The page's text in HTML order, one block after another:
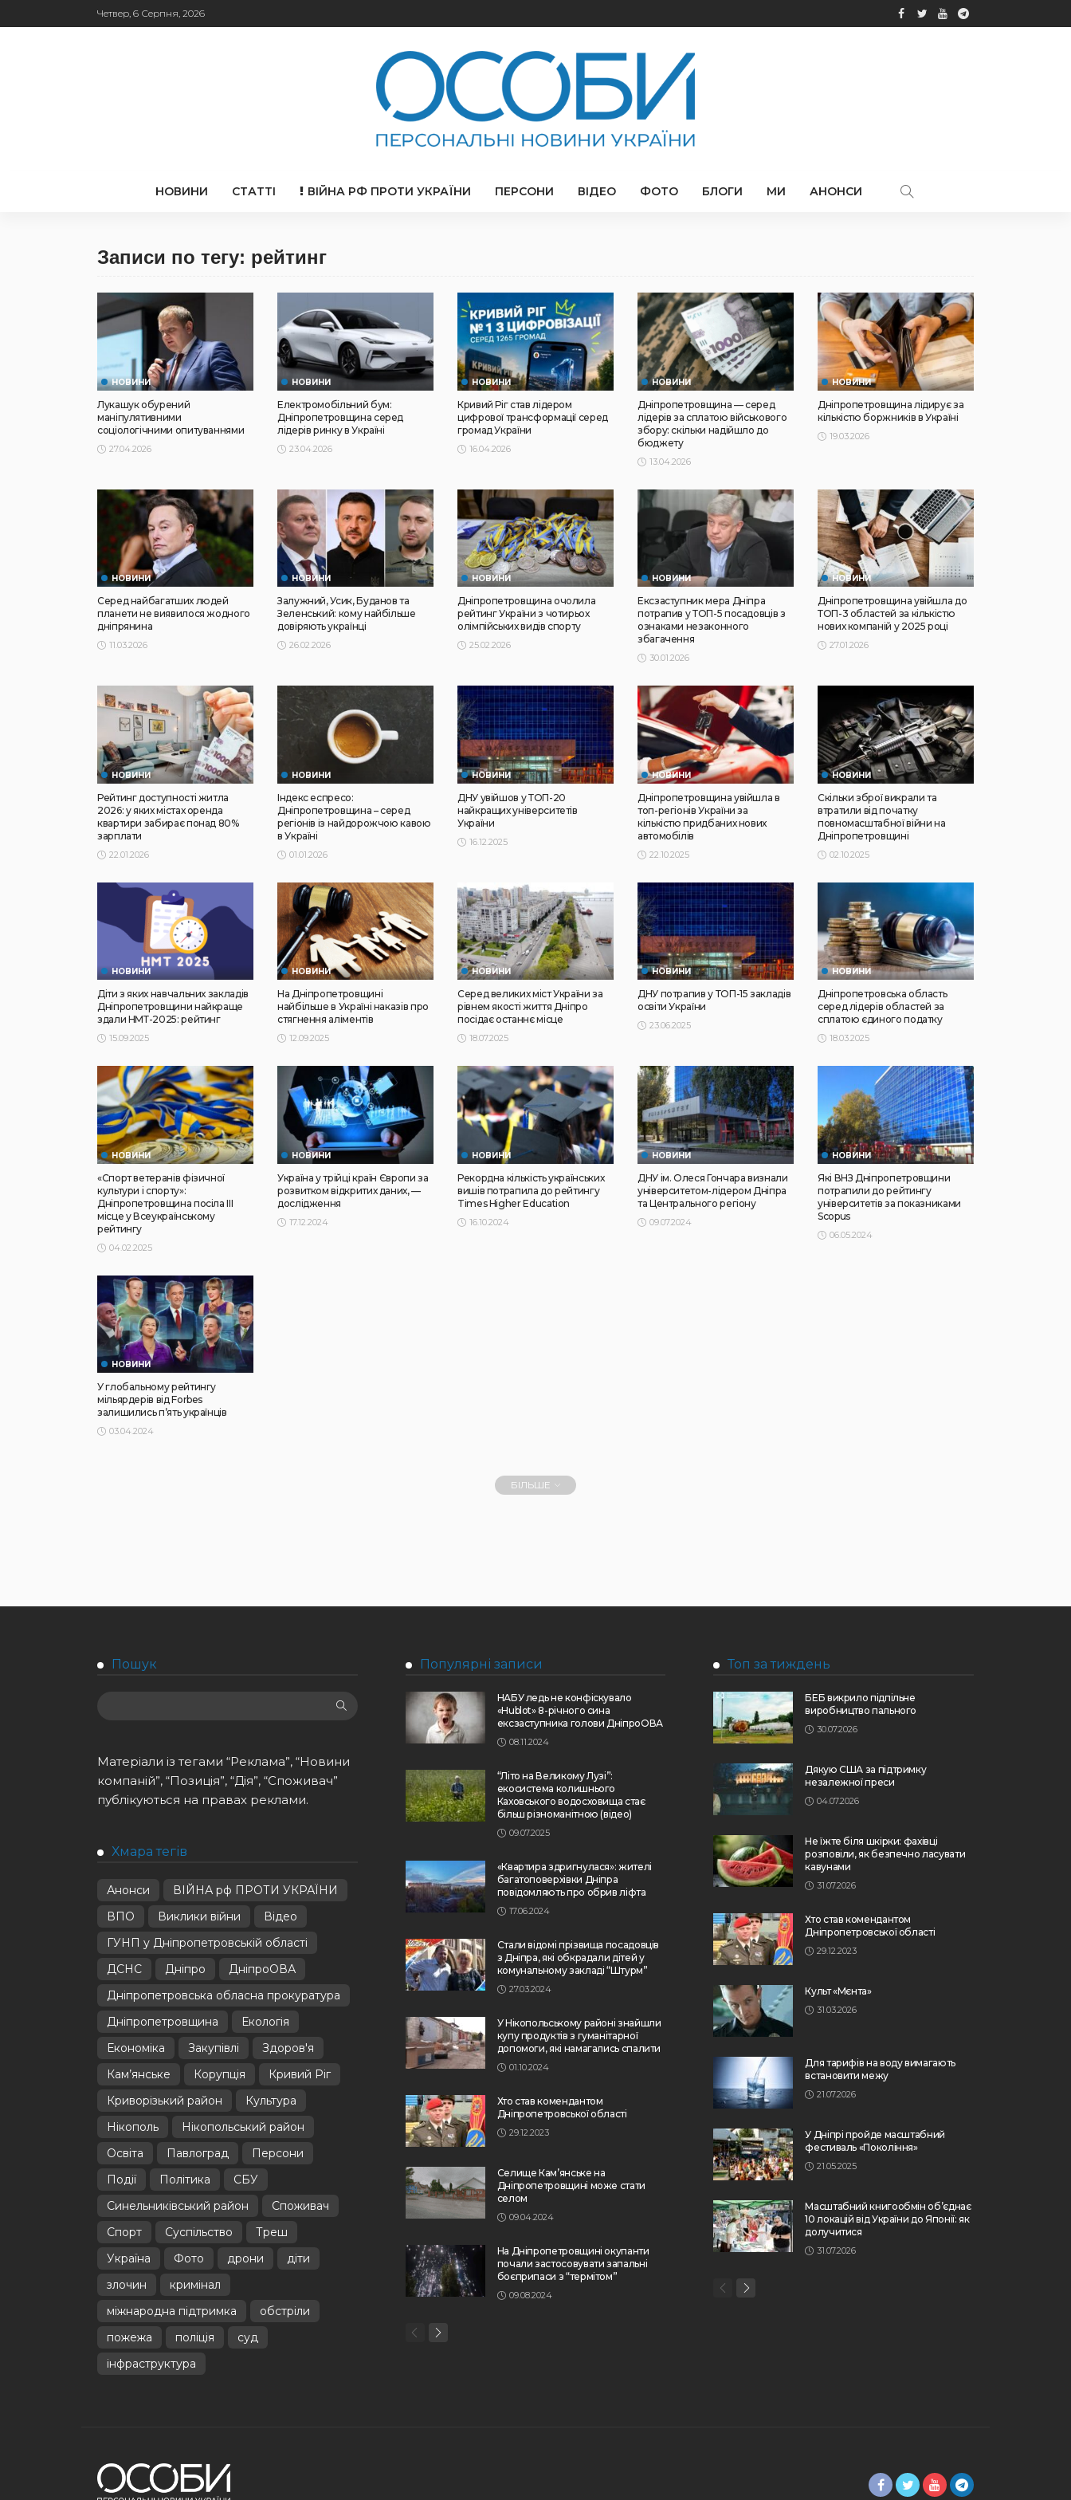
Четвер, 6 Серпня, 2026
НОВИНИ СТАТТІ ВІЙНА РФ ПРОТИ УКРАЇНИ ПЕРСОНИ ВІДЕО ФОТО БЛОГИ МИ АНОНСИ
Записи по тегу: рейтинг
НОВИНИ
Лукашук обурений
маніпулятивними
соціологічними опитуваннями
27.04.2026
НОВИНИ
Електромобільний бум:
Дніпропетровщина серед
лідерів ринку в Україні
23.04.2026
НОВИНИ
Кривий Ріг став лідером
цифрової трансформації серед
громад України
16.04.2026
НОВИНИ
Дніпропетровщина — серед
лідерів за сплатою військового
збору: скільки надійшло до
бюджету
13.04.2026
НОВИНИ
Дніпропетровщина лідирує за
кількістю боржників в Україні
19.03.2026
НОВИНИ
Серед найбагатших людей
планети не виявилося жодного
дніпрянина
11.03.2026
НОВИНИ
Залужний, Усик, Буданов та
Зеленський: кому найбільше
довіряють українці
26.02.2026
НОВИНИ
Дніпропетровщина очолила
рейтинг України з чотирьох
олімпійських видів спорту
25.02.2026
НОВИНИ
Ексзаступник мера Дніпра
потрапив у ТОП-5 посадовців з
ознаками незаконного
збагачення
30.01.2026
НОВИНИ
Дніпропетровщина увійшла до
ТОП-3 областей за кількістю
нових компаній у 2025 році
27.01.2026
НОВИНИ
Рейтинг доступності житла
2026: у яких містах оренда
квартири забирає понад 80%
зарплати
22.01.2026
НОВИНИ
Індекс еспресо:
Дніпропетровщина – серед
регіонів із найдорожчою кавою
в Україні
01.01.2026
НОВИНИ
ДНУ увійшов у ТОП-20
найкращих університетів
України
16.12.2025
НОВИНИ
Дніпропетровщина увійшла в
топ-регіонів України за
кількістю придбаних нових
автомобілів
22.10.2025
НОВИНИ
Скільки зброї викрали та
втратили від початку
повномасштабної війни на
Дніпропетровщині
02.10.2025
НОВИНИ
Діти з яких навчальних закладів
Дніпропетровщини найкраще
здали НМТ-2025: рейтинг
15.09.2025
НОВИНИ
На Дніпропетровщині
найбільше в Україні наказів про
стягнення аліментів
12.09.2025
НОВИНИ
Серед великих міст України за
рівнем якості життя Дніпро
посідає останнє місце
18.07.2025
НОВИНИ
ДНУ потрапив у ТОП-15 закладів
освіти України
23.06.2025
НОВИНИ
Дніпропетровська область
серед лідерів областей за
сплатою єдиного податку
18.03.2025
НОВИНИ
«Спорт ветеранів фізичної
культури і спорту»:
Дніпропетровщина посіла III
місце у Всеукраїнському
рейтингу
04.02.2025
НОВИНИ
Україна у трійці країн Європи за
розвитком відкритих даних, —
дослідження
17.12.2024
НОВИНИ
Рекордна кількість українських
вишів потрапила до рейтингу
Times Higher Education
16.10.2024
НОВИНИ
ДНУ ім. Олеся Гончара визнали
університетом-лідером Дніпра
та Центрального регіону
09.07.2024
НОВИНИ
Які ВНЗ Дніпропетровщини
потрапили до рейтингу
університетів за показниками
Scopus
06.05.2024
НОВИНИ
У глобальному рейтингу
мільярдерів від Forbes
залишились пʼять українців
03.04.2024
БІЛЬШЕ
Пошук
Матеріали із тегами “Реклама”, “Новини
компаній”, “Позиція”, “Дія”, “Споживач”
публікуються на правах реклами.
Хмара тегів
Анонси
ВІЙНА рф ПРОТИ УКРАЇНИ
ВПО
Виклики війни
Відео
ГУНП у Дніпропетровській області
ДСНС
Дніпро
ДніпроОВА
Дніпропетровська обласна прокуратура
Дніпропетровщина
Екологія
Економіка
Закупівлі
Здоров'я
Кам’янське
Корупція
Кривий Ріг
Криворізький район
Культура
Нікополь
Нікопольський район
Освіта
Павлоград
Персони
Події
Політика
СБУ
Синельниківський район
Споживач
Спорт
Суспільство
Треш
Україна
Фото дрони
діти
злочин
кримінал
міжнародна підтримка
обстріли
пожежа
поліція
суд
інфраструктура
Популярні записи
НАБУ ледь не конфіскувало
«Hublot» 8-річного сина
ексзаступника голови ДніпроОВА
08.11.2024
“Літо на Великому Лузі”:
екосистема колишнього
Каховського водосховища стає
більш різноманітною (відео)
09.07.2025
«Квартира здригнулася»: жителі
багатоповерхівки Дніпра
повідомляють про обрив ліфта
17.06.2024
Стали відомі прізвища посадовців
з Дніпра, які обкрадали дітей у
комунальному закладі “Штурм”
27.03.2024
У Нікопольському районі знайшли
купу продуктів з гуманітарної
допомоги, які намагались спалити
01.10.2024
Хто став комендантом
Дніпропетровської області
29.12.2023
Селище Кам’янське на
Дніпропетровщині може стати
селом
09.04.2024
На Дніпропетровщині окупанти
почали застосовувати запальні
боєприпаси з “термітом”
09.08.2024
Топ за тиждень
БЕБ викрило підпільне
виробництво пального
30.07.2026
Дякую США за підтримку
незалежної преси
04.07.2026
Не їжте біля шкірки: фахівці
розповіли, як безпечно ласувати
кавунами
31.07.2026
Хто став комендантом
Дніпропетровської області
29.12.2023
Культ «Мєнта»
31.03.2026
Для тарифів на воду вимагають
встановити межу
21.07.2026
У Дніпрі пройде масштабний
фестиваль «Покоління»
21.05.2025
Масштабний книгообмін об’єднає
10 локацій від України до Японії: як
долучитися
31.07.2026